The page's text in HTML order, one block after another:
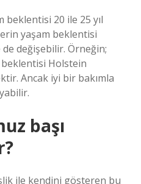
20 ile 25 yıl
yaşam beklentisi
değişebilir. Örneğin;
Holstein
Ancak iyi bir bakımla
başı
ile kendini gösteren bu